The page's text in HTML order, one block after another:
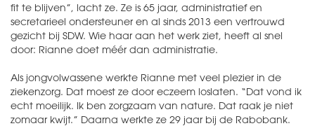
fit te blijven”, lacht ze. Ze is 65 jaar, administratief en
secretarieel ondersteuner en al sinds 2013 een vertrouwd
gezicht bij SDW. Wie haar aan het werk ziet, heeft al snel
door: Rianne doet méér dan administratie.
Als jongvolwassene werkte Rianne met veel plezier in de
ziekenzorg. Dat moest ze door eczeem loslaten. “Dat vond ik
echt moeilijk. Ik ben zorgzaam van nature. Dat raak je niet
zomaar kwijt.” Daarna werkte ze 29 jaar bij de Rabobank.